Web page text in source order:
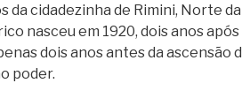
da cidadezinha de Rimini, Norte
nasceu em 1920, dois anos
dois anos antes da ascensão
poder.